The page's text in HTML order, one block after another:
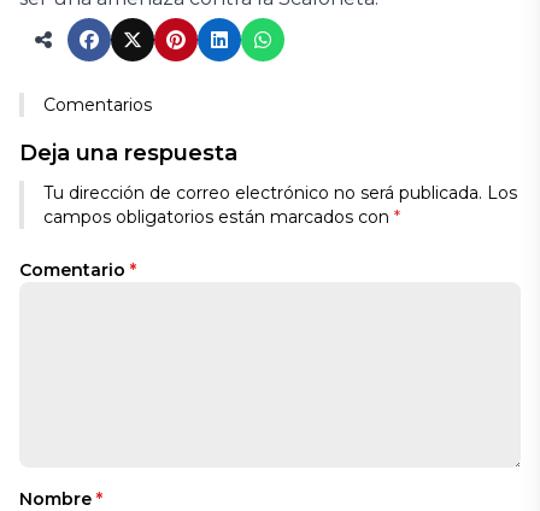
Comentarios
Deja una respuesta
Tu dirección de correo electrónico no será publicada. Los
campos obligatorios están marcados con *
Comentario *
Nombre *